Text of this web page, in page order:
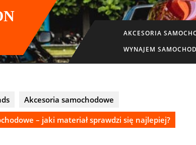
AKCESORIA
WYNAJEM
Akcesoria samochodowe
– jaki materiał sprawdzi się najlepiej?